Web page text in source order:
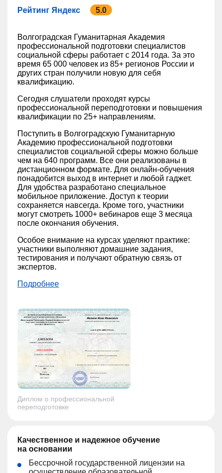
Рейтинг Яндекс 5.0
Волгоградская Гуманитарная Академия
профессиональной подготовки специалистов
социальной сферы работает с 2014 года. За это
время 65 000 человек из 85+ регионов России и
других стран получили новую для себя
квалификацию.
Сегодня слушатели проходят курсы
профессиональной переподготовки и повышения
квалификации по 25+ направлениям.
Поступить в Волгоградскую Гуманитарную
Академию профессиональной подготовки
специалистов социальной сферы можно больше
чем на 640 программ. Все они реализованы в
дистанционном формате. Для онлайн-обучения
понадобится выход в интернет и любой гаджет.
Для удобства разработано специальное
мобильное приложение. Доступ к теории
сохраняется навсегда. Кроме того, участники
могут смотреть 1000+ вебинаров еще 3 месяца
после окончания обучения.
Особое внимание на курсах уделяют практике:
участники выполняют домашние задания,
тестирования и получают обратную связь от
экспертов.
Подробнее
Диплом о профессиональной
переподготовке
Качественное и надежное обучение
на основании
Бессрочной государственной лицензии на